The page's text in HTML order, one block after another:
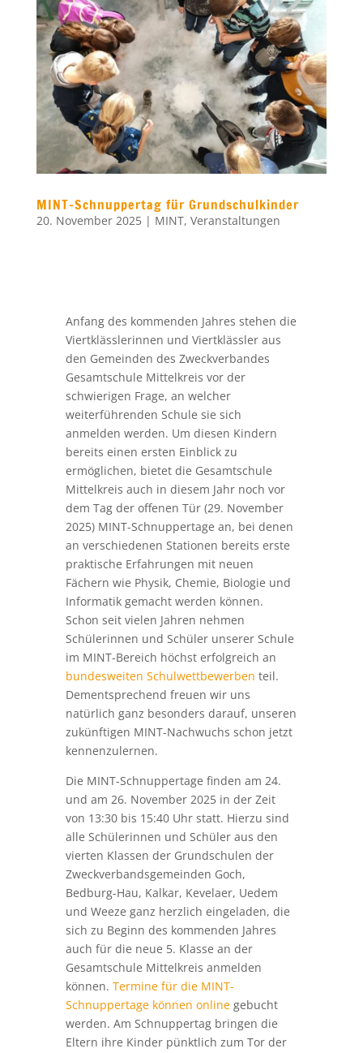
MINT-Schnuppertag für Grundschulkinder
20. November 2025| MINT, Veranstaltungen
Anfang des kommenden Jahres stehen die
Viertklässlerinnen und Viertklässler aus
den Gemeinden des Zweckverbandes
Gesamtschule Mittelkreis vor der
schwierigen Frage, an welcher
weiterführenden Schule sie sich
anmelden werden. Um diesen Kindern
bereits einen ersten Einblick zu
ermöglichen, bietet die Gesamtschule
Mittelkreis auch in diesem Jahr noch vor
dem Tag der offenen Tür (29. November
2025) MINT-Schnuppertage an, bei denen
an verschiedenen Stationen bereits erste
praktische Erfahrungen mit neuen
Fächern wie Physik, Chemie, Biologie und
Informatik gemacht werden können.
Schon seit vielen Jahren nehmen
Schülerinnen und Schüler unserer Schule
im MINT-Bereich höchst erfolgreich an
bundesweiten Schulwettbewerben teil.
Dementsprechend freuen wir uns
natürlich ganz besonders darauf, unseren
zukünftigen MINT-Nachwuchs schon jetzt
kennenzulernen.
Die MINT-Schnuppertage finden am 24.
und am 26. November 2025 in der Zeit
von 13:30 bis 15:40 Uhr statt. Hierzu sind
alle Schülerinnen und Schüler aus den
vierten Klassen der Grundschulen der
Zweckverbandsgemeinden Goch,
Bedburg-Hau, Kalkar, Kevelaer, Uedem
und Weeze ganz herzlich eingeladen, die
sich zu Beginn des kommenden Jahres
auch für die neue 5. Klasse an der
Gesamtschule Mittelkreis anmelden
können. Termine für die MINT-
Schnuppertage können onlinegebucht
werden. Am Schnuppertag bringen die
Eltern ihre Kinder pünktlich zum Tor der